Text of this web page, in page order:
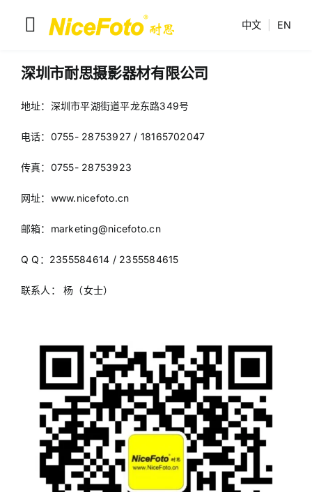
切
换
导
耐思产品
解决方案
联系我们
中文 EN
深圳市耐思摄影器材有限公司
地址：深圳市平湖街道平龙东路349号
电话：0755- 28753927 / 18165702047
传真：0755- 28753923
网址： www.nicefoto.cn
邮箱：marketing@nicefoto.cn
Q Q：2355584614 / 2355584615
联系人： 杨（女士）